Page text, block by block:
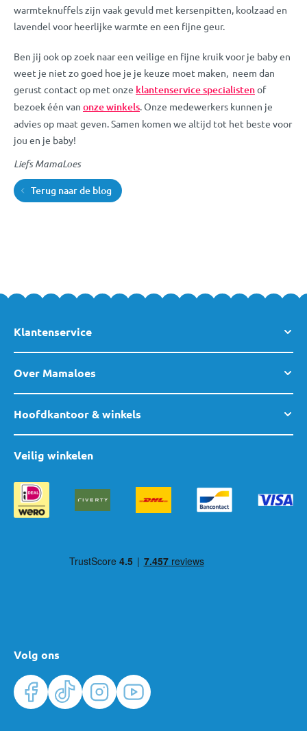
warmteknuffels zijn vaak gevuld met kersenpitten, koolzaad en
lavendel voor heerlijke warmte en een fijne geur.
Ben jij ook op zoek naar een veilige en fijne kruik voor je baby en
weet je niet zo goed hoe je je keuze moet maken, neem dan
gerust contact op met onze klantenservice specialistenof
bezoek één van onze winkels. Onze medewerkers kunnen je
advies op maat geven. Samen komen we altijd tot het beste voor
jou en je baby!
Liefs MamaLoes
Terug naar de blog
Klantenservice
Over Mamaloes
Hoofdkantoor & winkels
Volg ons
Veilig winkelen